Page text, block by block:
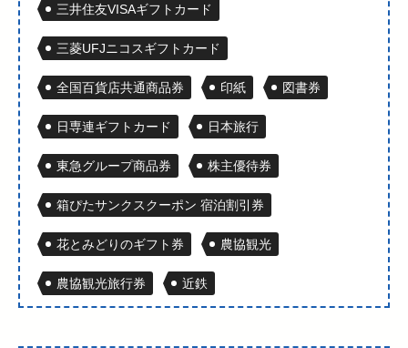
三井住友VISAギフトカード
三菱UFJニコスギフトカード
全国百貨店共通商品券 印紙 図書券
日専連ギフトカード 日本旅行
東急グループ商品券 株主優待券
箱ぴたサンクスクーポン 宿泊割引券
花とみどりのギフト券 農協観光
農協観光旅行券 近鉄